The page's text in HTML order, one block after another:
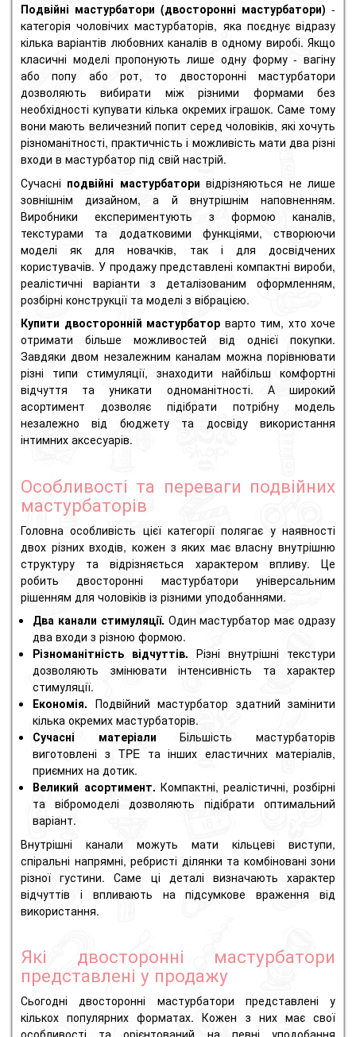
Подвійні мастурбатори (двосторонні мастурбатори) -
категорія чоловічих мастурбаторів, яка поєднує відразу
кілька варіантів любовних каналів в одному виробі. Якщо
класичні моделі пропонують лише одну форму - вагіну
або попу або рот, то двосторонні мастурбатори
дозволяють вибирати між різними формами без
необхідності купувати кілька окремих іграшок. Саме тому
вони мають величезний попит серед чоловіків, які хочуть
різноманітності, практичність і можливість мати два різні
входи в мастурбатор під свій настрій.
Сучасні подвійні мастурбатори відрізняються не лише
зовнішнім дизайном, а й внутрішнім наповненням.
Виробники експериментують з формою каналів,
текстурами та додатковими функціями, створюючи
моделі як для новачків, так і для досвідчених
користувачів. У продажу представлені компактні вироби,
реалістичні варіанти з деталізованим оформленням,
розбірні конструкції та моделі з вібрацією.
Купити двосторонній мастурбатор варто тим, хто хоче
отримати більше можливостей від однієї покупки.
Завдяки двом незалежним каналам можна порівнювати
різні типи стимуляції, знаходити найбільш комфортні
відчуття та уникати одноманітності. А широкий
асортимент дозволяє підібрати потрібну модель
незалежно від бюджету та досвіду використання
інтимних аксесуарів.
Особливості та переваги подвійних
мастурбаторів
Головна особливість цієї категорії полягає у наявності
двох різних входів, кожен з яких має власну внутрішню
структуру та відрізняється характером впливу. Це
робить двосторонні мастурбатори універсальним
рішенням для чоловіків із різними уподобаннями.
Два канали стимуляції. Один мастурбатор має одразу
два входи з різною формою.
Різноманітність відчуттів. Різні внутрішні текстури
дозволяють змінювати інтенсивність та характер
стимуляції.
Економія. Подвійний мастурбатор здатний замінити
кілька окремих мастурбаторів.
Сучасні матеріали Більшість мастурбаторів
виготовлені з TPE та інших еластичних матеріалів,
приємних на дотик.
Великий асортимент. Компактні, реалістичні, розбірні
та вібромоделі дозволяють підібрати оптимальний
варіант.
Внутрішні канали можуть мати кільцеві виступи,
спіральні напрямні, ребристі ділянки та комбіновані зони
різної густини. Саме ці деталі визначають характер
відчуттів і впливають на підсумкове враження від
використання.
Які двосторонні мастурбатори
представлені у продажу
Сьогодні двосторонні мастурбатори представлені у
кількох популярних форматах. Кожен з них має свої